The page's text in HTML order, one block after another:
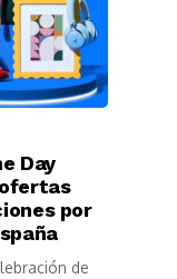
Day
por
de